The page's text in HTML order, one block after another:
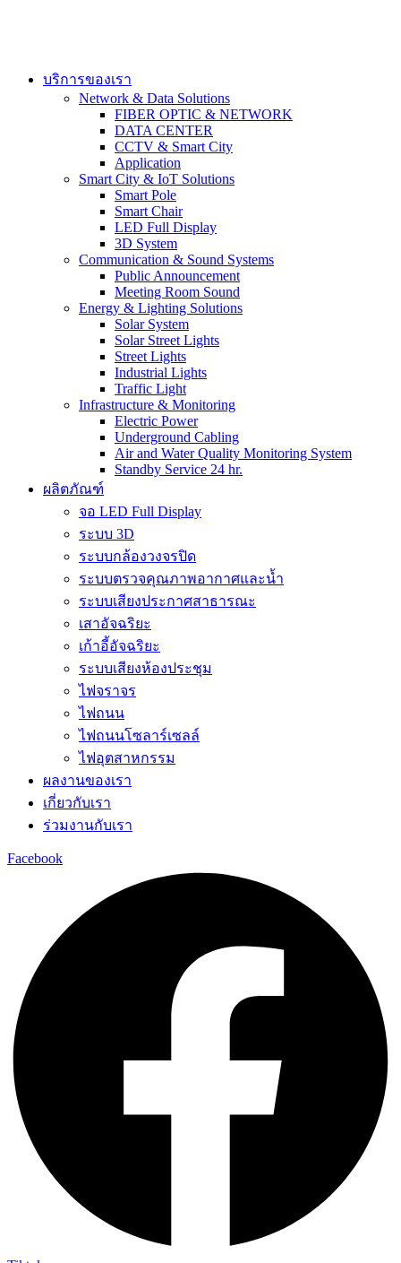
บริการของเรา
Network & Data Solutions
FIBER OPTIC & NETWORK​
DATA CENTER
CCTV & Smart City
Application
Smart City & IoT Solutions
Smart Pole
Smart Chair
LED Full Display
3D System
Communication & Sound Systems
Public Announcement
Meeting Room Sound
Energy & Lighting Solutions
Solar System
Solar Street Lights
Street Lights
Industrial Lights
Traffic Light
Infrastructure & Monitoring
Electric Power
Underground Cabling
Air and Water Quality Monitoring System
Standby Service 24 hr.
ผลิตภัณฑ์
จอ LED Full Display
ระบบ 3D
ระบบกล้องวงจรปิด
ระบบตรวจคุณภาพอากาศและน้ำ
ระบบเสียงประกาศสาธารณะ
เสาอัจฉริยะ
เก้าอี้อัจฉริยะ
ระบบเสียงห้องประชุม
ไฟจราจร
ไฟถนน
ไฟถนนโซลาร์เซลล์
ไฟอุตสาหกรรม
ผลงานของเรา
เกี่ยวกับเรา
ร่วมงานกับเรา
Facebook